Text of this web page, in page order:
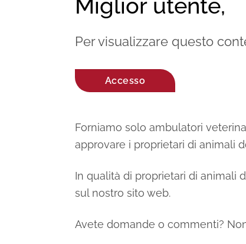
Miglior utente,
Per visualizzare questo
Accesso
Forniamo solo ambulatori
approvare i proprietari di animali
In qualità di proprietari di animali
sul nostro sito web.
Avete domande o commenti?